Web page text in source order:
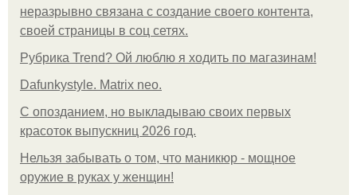
неразрывно связана с создание своего контента,
своей страницы в соц сетях.
Рубрика Trend? Ой люблю я ходить по магазинам!
Dafunkystyle. Matrix neo.
С опозданием, но выкладываю своих первых
красоток выпускниц 2026 год.
Нельзя забывать о том, что маникюр - мощное
оружие в руках у женщин!